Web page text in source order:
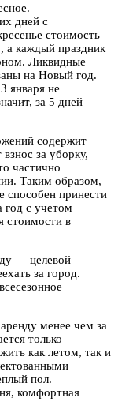
дней с
стоимость
а каждый праздник
Ликвидные
на Новый год.
января не
за 5 дней
содержит
за уборку,
частично
Таким образом,
способен принести
год с учетом
стоимости в
— целевой
за город.
менее чем за
только
как летом, так и
пол.
комфортная